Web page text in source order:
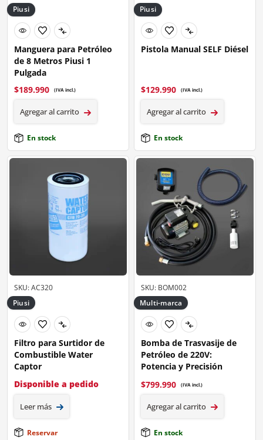
Piusi
Manguera para Petróleo
de 8 Metros Piusi 1
Pulgada
$189.990 (IVA incl.)
Agregar al carrito
En stock
Piusi
Pistola Manual SELF Diésel
$129.990 (IVA incl.)
Agregar al carrito
En stock
SKU: AC320
Piusi
Filtro para Surtidor de
Combustible Water
Captor
Disponible a pedido
Leer más
Reservar
SKU: BOM002
Multi-marca
Bomba de Trasvasije de
Petróleo de 220V:
Potencia y Precisión
$799.990 (IVA incl.)
Agregar al carrito
En stock